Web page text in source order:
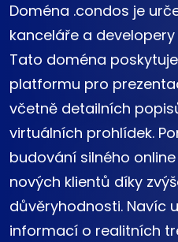
Doména .condos je
kanceláře a
Tato doména
platformu pro
včetně detailních
virtuálních prohlídek.
budování silného
nových klientů díky
důvěryhodnosti. Navíc
informací o realitních